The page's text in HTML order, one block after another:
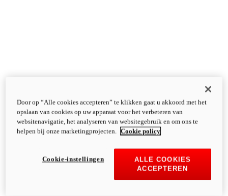
Door op “Alle cookies accepteren” te klikken gaat u akkoord met het
opslaan van cookies op uw apparaat voor het verbeteren van
websitenavigatie, het analyseren van websitegebruik en om ons te
helpen bij onze marketingprojecten.
Cookie policy
ALLE COOKIES
ACCEPTEREN
Cookie-instellingen